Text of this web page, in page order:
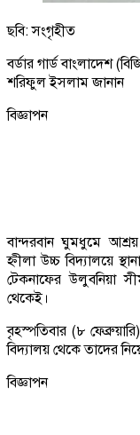
ছবি: সংগৃহীত
বর্ডার গার্ড বাংলাদেশ
শরিফুল ইসলাম জানান
বিজ্ঞাপন
বান্দরবান ঘুমধুমে
হ্নীলা উচ্চ বিদ্যালয়ে
টেকনাফের উলুবনিয়া
থেকেই।
বৃহস্পতিবার (৮
বিদ্যালয় থেকে তাদের
বিজ্ঞাপন